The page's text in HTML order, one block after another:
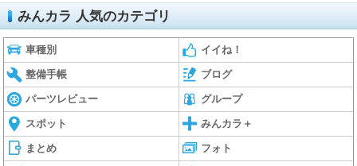
みんカラ 人気のカテゴリ
車種別 イイね！
整備手帳 ブログ
パーツレビュー グループ
スポット みんカラ＋
まとめ フォト